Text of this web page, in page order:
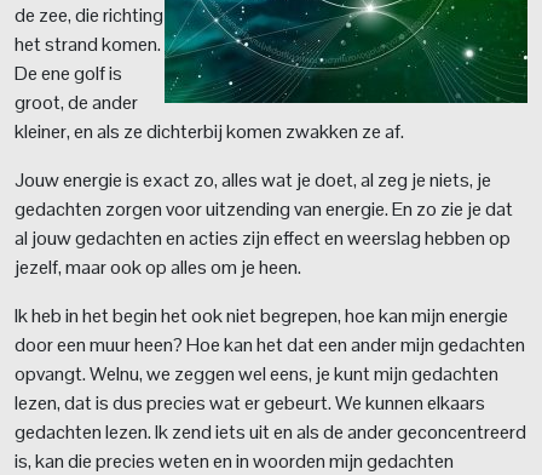
de zee, die richting
het strand komen.
De ene golf is
groot, de ander
kleiner, en als ze dichterbij komen zwakken ze af.
Jouw energie is exact zo, alles wat je doet, al zeg je niets, je
gedachten zorgen voor uitzending van energie. En zo zie je dat
al jouw gedachten en acties zijn effect en weerslag hebben op
jezelf, maar ook op alles om je heen.
Ik heb in het begin het ook niet begrepen, hoe kan mijn energie
door een muur heen? Hoe kan het dat een ander mijn gedachten
opvangt. Welnu, we zeggen wel eens, je kunt mijn gedachten
lezen, dat is dus precies wat er gebeurt. We kunnen elkaars
gedachten lezen. Ik zend iets uit en als de ander geconcentreerd
is, kan die precies weten en in woorden mijn gedachten